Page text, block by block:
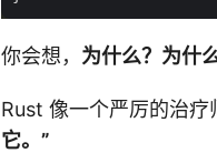
你会想， 为什么？为什
Rust 像一个严厉的治疗
它。”